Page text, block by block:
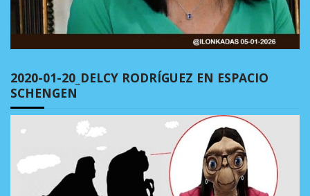
2020-01-20_DELCY RODRÍGUEZ EN ESPACIO
SCHENGEN